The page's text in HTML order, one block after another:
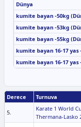
Dünya
kumite bayan -50kg
kumite bayan -53kg
kumite bayan -55kg
kumite bayan 16-17 yas
kumite bayan 16-17 yas
Derece Turnuva
5.
Karate 1 World
Thermana-Lasko